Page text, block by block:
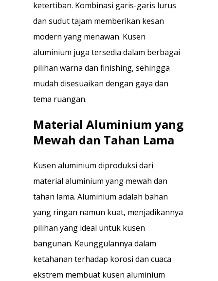
ketertiban. Kombinasi garis-garis lurus
dan sudut tajam memberikan kesan
modern yang menawan. Kusen
aluminium juga tersedia dalam berbagai
pilihan warna dan finishing, sehingga
mudah disesuaikan dengan gaya dan
tema ruangan.
Material Aluminium yang
Mewah dan Tahan Lama
Kusen aluminium diproduksi dari
material aluminium yang mewah dan
tahan lama. Aluminium adalah bahan
yang ringan namun kuat, menjadikannya
pilihan yang ideal untuk kusen
bangunan. Keunggulannya dalam
ketahanan terhadap korosi dan cuaca
ekstrem membuat kusen aluminium